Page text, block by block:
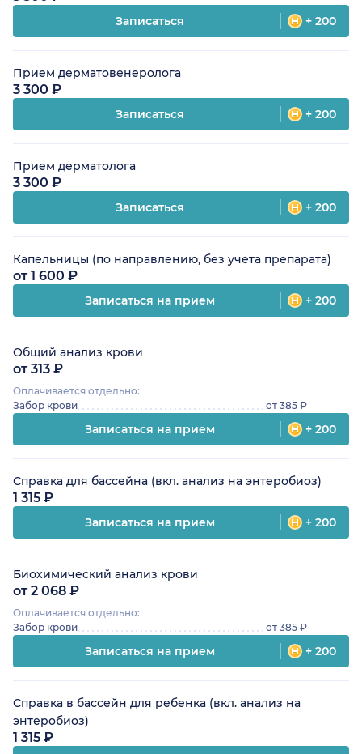
Записаться + 200
Прием дерматовенеролога
3 300 ₽
Записаться + 200
Прием дерматолога
3 300 ₽
Записаться + 200
Капельницы (по направлению, без учета препарата)
от 1 600 ₽
Записаться на прием + 200
Общий анализ крови
от 313 ₽
Оплачивается отдельно:
Забор крови
от 385 ₽
Записаться на прием + 200
Справка для бассейна (вкл. анализ на энтеробиоз)
1 315 ₽
Записаться на прием + 200
Биохимический анализ крови
от 2 068 ₽
Оплачивается отдельно:
Забор крови
от 385 ₽
Записаться на прием + 200
Справка в бассейн для ребенка (вкл. анализ на
энтеробиоз)
1 315 ₽